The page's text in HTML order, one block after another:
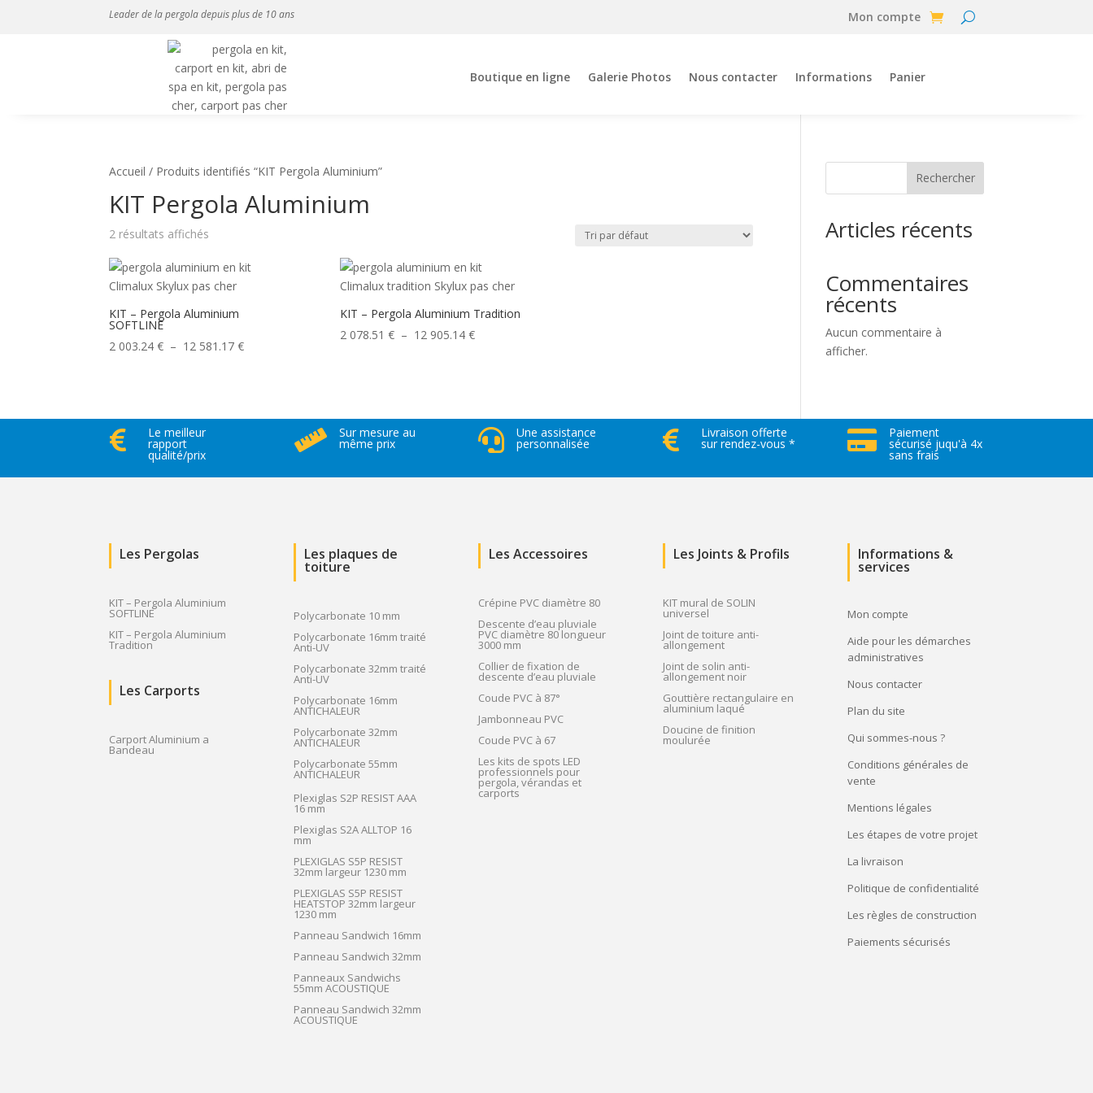
Leader de la pergola depuis plus de 10 ans Mon compte
Boutique en ligne Galerie Photos Nous contacter Informations Panier
Accueil / Produits identifiés “KIT Pergola Aluminium”
KIT Pergola Aluminium
2 résultats affichés
KIT – Pergola Aluminium
SOFTLINE
2 003.24€ – 12 581.17€Plage
003.24 €
581.17 €
KIT – Pergola Aluminium Tradition
2 078.51 € – 12 905.14 €Plage
12
Rechercher
Articles récents
Commentaires
récents
Aucun commentaire à
afficher.
 Le meilleur
rapport
qualité/prix
 Sur mesure au
même prix  Une assistance
personnalisée  Livraison offerte
sur rendez-vous *  Paiement
sécurisé juqu'à 4x
sans frais
Les Pergolas
KIT – Pergola Aluminium
SOFTLINE
KIT – Pergola Aluminium
Tradition
Les Carports
Carport Aluminium a
Bandeau
Les plaques de
toiture
Polycarbonate 10 mm
Polycarbonate 16mm traité
Anti-UV
Polycarbonate 32mm traité
Anti-UV
Polycarbonate 16mm
ANTICHALEUR
Polycarbonate 32mm
ANTICHALEUR
Polycarbonate 55mm
ANTICHALEUR
Plexiglas S2P RESIST AAA
16 mm
Plexiglas S2A ALLTOP 16
mm
PLEXIGLAS S5P RESIST
32mm largeur 1230 mm
PLEXIGLAS S5P RESIST
HEATSTOP 32mm largeur
1230 mm
Panneau Sandwich 16mm
Panneau Sandwich 32mm
Panneaux Sandwichs
55mm ACOUSTIQUE
Panneau Sandwich 32mm
ACOUSTIQUE
Les Accessoires
Crépine PVC diamètre 80
Descente d’eau pluviale
PVC diamètre 80 longueur
3000 mm
Collier de fixation de
descente d’eau pluviale
Coude PVC à 87°
Jambonneau PVC
Coude PVC à 67
Les kits de spots LED
professionnels pour
pergola, vérandas et
carports
Les Joints & Profils
KIT mural de SOLIN
universel
Joint de toiture anti-
allongement
Joint de solin anti-
allongement noir
Gouttière rectangulaire en
aluminium laqué
Doucine de finition
moulurée
Informations &
services
Mon compte
Aide pour les démarches
administratives
Nous contacter
Plan du site
Qui sommes-nous ?
Conditions générales de
vente
Mentions légales
Les étapes de votre projet
La livraison
Politique de confidentialité
Les règles de construction
Paiements sécurisés